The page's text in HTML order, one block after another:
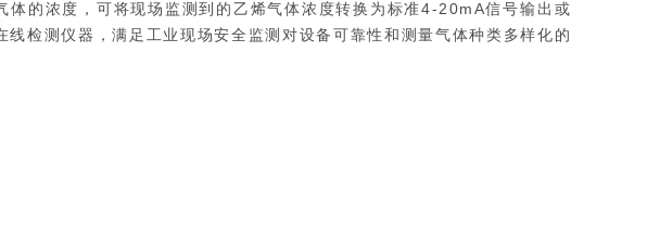
体的浓度，可将现场监测到的乙烯气体浓度转换为标准4-20mA信号输出或
检测仪器，满足工业现场安全监测对设备可靠性和测量气体种类多样化的